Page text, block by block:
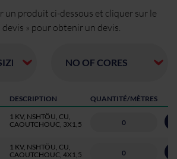
un produit ci-dessous et cliquer sur le
» pour obtenir un devis.
DESCRIPTION
QUANTITÉ/MÈTRES
1 KV, NSHTÖU, CU,
CAOUTCHOUC, 3X1,5
1 KV, NSHTÖU, CU,
CAOUTCHOUC, 4X1,5